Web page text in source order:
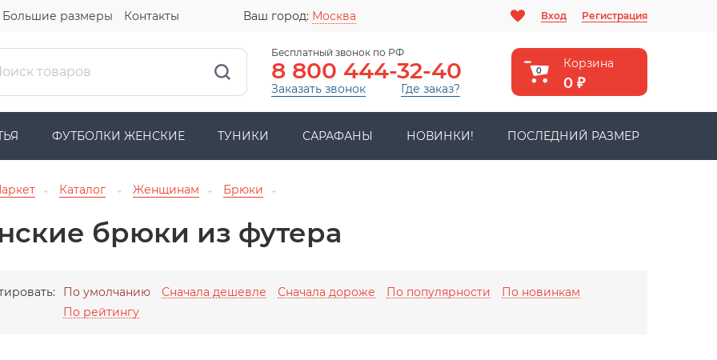
Большие размеры Контакты Ваш город: Москва Вход Регистрация
Бесплатный звонок по РФ
8 800 444-32-40
Заказать звонок Где заказ?
Корзина
0
0 ₽
ФУТБОЛКИ ЖЕНСКИЕ ТУНИКИ САРАФАНЫ НОВИНКИ! ПОСЛЕДНИЙ РАЗМЕР
→ Каталог → Женщинам → Брюки →
брюки из футера
По умолчанию Сначала дешевле Сначала дороже По популярности
По новинкам
По рейтингу